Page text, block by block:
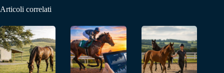
Articoli correlati